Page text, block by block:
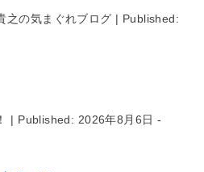
之の気まぐれブログ | Published:
| Published: 2026年8月6日 -